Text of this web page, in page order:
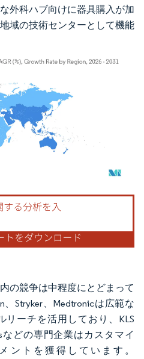
外科ハブ向けに器具購入が加
域の技術センターとして機能
はCC BY 4.0の表示が必要です。
の競争は中程度にとどまって
、Stryker、Medtronicは広範な
リーチを活用しており、KLS
などの専門企業はカスタマイ
ントを獲得しています。